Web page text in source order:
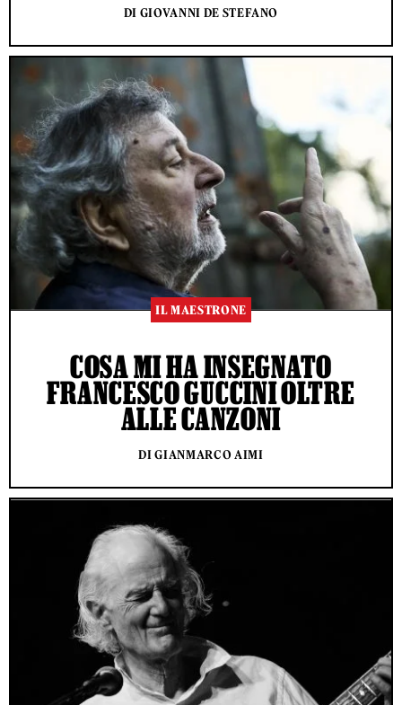
DI GIOVANNI DE STEFANO
IL MAESTRONE
COSA MI HA INSEGNATO
FRANCESCO GUCCINI OLTRE
ALLE CANZONI
DI GIANMARCO AIMI